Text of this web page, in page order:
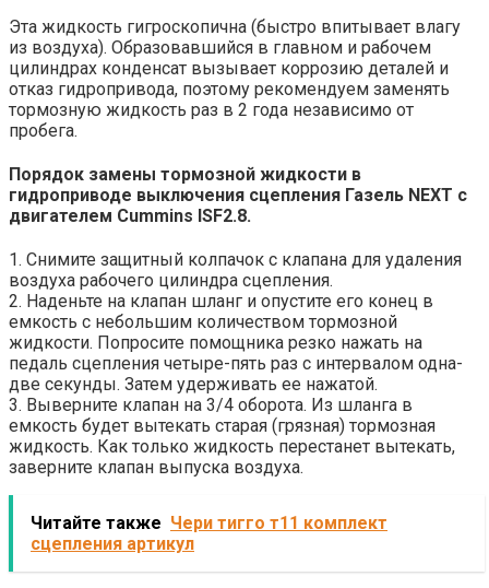
Эта жидкость гигроскопична (быстро впитывает влагу
из воздуха). Образовавшийся в главном и рабочем
цилиндрах конденсат вызывает коррозию деталей и
отказ гидропривода, поэтому рекомендуем заменять
тормозную жидкость раз в 2 года независимо от
пробега.
Порядок замены тормозной жидкости в
гидроприводе выключения сцепления Газель NEXT с
двигателем Cummins ISF2.8.
1. Снимите защитный колпачок с клапана для удаления
воздуха рабочего цилиндра сцепления.
2. Наденьте на клапан шланг и опустите его конец в
емкость с небольшим количеством тормозной
жидкости. Попросите помощника резко нажать на
педаль сцепления четыре-пять раз с интервалом одна-
две секунды. Затем удерживать ее нажатой.
3. Выверните клапан на 3/4 оборота. Из шланга в
емкость будет вытекать старая (грязная) тормозная
жидкость. Как только жидкость перестанет вытекать,
заверните клапан выпуска воздуха.
Читайте также Чери тигго т11 комплект
сцепления артикул